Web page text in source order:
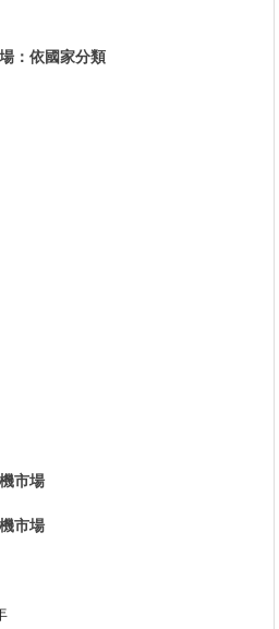
：依國家分類
市場
市場